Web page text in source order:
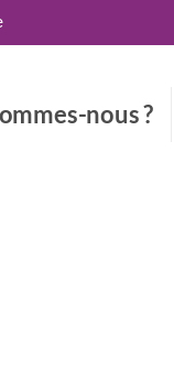
nous ?